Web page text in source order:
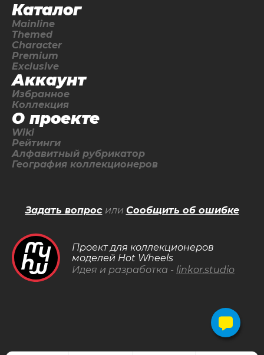
Каталог
Mainline
Themed
Character
Premium
Exclusive
Аккаунт
Избранное
Коллекция
О проекте
Wiki
Рейтинги
Алфавитный рубрикатор
География коллекционеров
Проект для коллекционеров
моделей Hot Wheels
Идея и разработка - linkor.studio
Задать вопросили Сообщить об ошибке